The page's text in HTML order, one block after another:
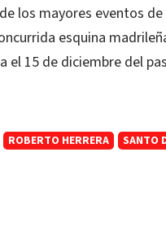
los mayores eventos
esquina
el 15 de diciembre del
ROBERTO HERRERA SANTO